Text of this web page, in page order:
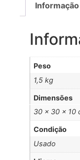
Peso
1,5 kg
Dimensões
30 × 30 × 10
Condição
Usado